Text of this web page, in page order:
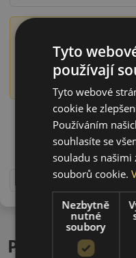
Číslo DOT obsahuje
konkrétně o roce a
označuje pneumatiku
22560R16VBC1D22
ks
Podobné
Tyto
používají
Tyto webové
cookie ke
Používáním
souhlasíte se
souladu s
souborů cookie.
Nezbytně
nutné
soubory